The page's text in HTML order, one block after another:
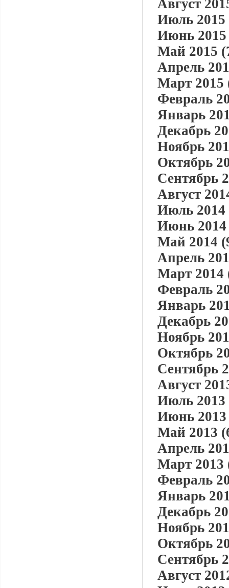
Август
Июль 2015
Июнь 2015
Май 2015
Апрель
Март 2015
Февраль
Январь
Декабрь
Ноябрь
Октябрь
Сентябрь
Август
Июль 2014
Июнь 2014
Май 2014
Апрель
Март 2014
Февраль
Январь
Декабрь
Ноябрь
Октябрь
Сентябрь
Август
Июль 2013
Июнь 2013
Май 2013
Апрель
Март 2013
Февраль
Январь
Декабрь
Ноябрь
Октябрь
Сентябрь
Август